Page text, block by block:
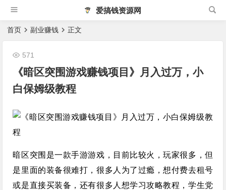
爱搞钱资源网
首页 副业赚钱 正文
《暗区突围游戏赚钱项目》月入过万，小
白保姆级教程
571
暗区突围是一款手游游戏，目前比较火，玩家很多，但
是里面的装备很难打，很多人为了过瘾，想付费去租号
或是直接买装备，还有很多人想学习攻略教程，学生党